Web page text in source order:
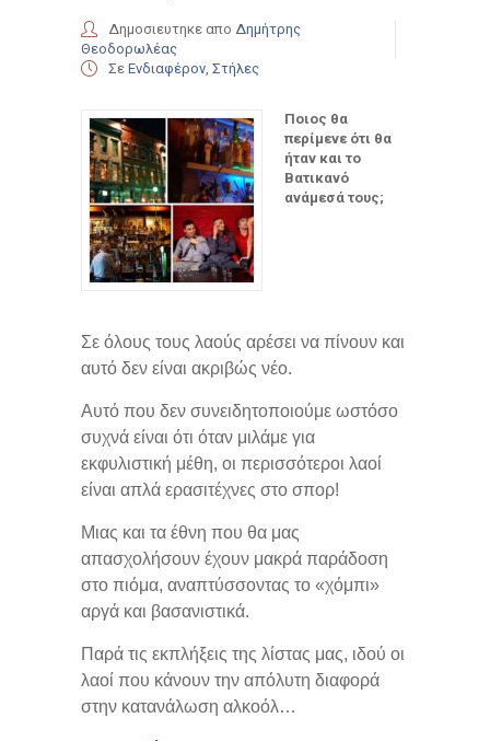
Δημοσιευτηκε απο Δημήτρης
Θεοδορωλέας
Σε Ενδιαφέρον Στήλες
Ποιος θα
περίμενε ότι θα
ήταν και το
Βατικανό
ανάμεσά τους;
Σε όλους τους λαούς αρέσει να πίνουν και
αυτό δεν είναι ακριβώς νέο.
Αυτό που δεν συνειδητοποιούμε ωστόσο
συχνά είναι ότι όταν μιλάμε για
εκφυλιστική μέθη, οι περισσότεροι λαοί
είναι απλά ερασιτέχνες στο σπορ!
Μιας και τα έθνη που θα μας
απασχολήσουν έχουν μακρά παράδοση
στο πιόμα, αναπτύσσοντας το «χόμπι»
αργά και βασανιστικά.
Παρά τις εκπλήξεις της λίστας μας, ιδού οι
λαοί που κάνουν την απόλυτη διαφορά
στην κατανάλωση αλκοόλ…